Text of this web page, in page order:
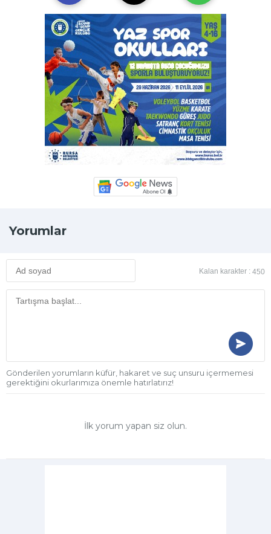
Yorumlar
Kalan karakter : 450
Gönderilen yorumların küfür, hakaret ve suç unsuru içermemesi
gerektiğini okurlarımıza önemle hatırlatırız!
İlk yorum yapan siz olun.